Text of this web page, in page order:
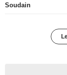
Soudain